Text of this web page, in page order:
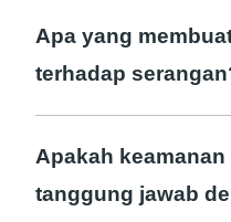
Apa yang
terhadap
Kelemahan sistem
pengaturan yang
pembaruan, atau
Apakah
tanggung jawab